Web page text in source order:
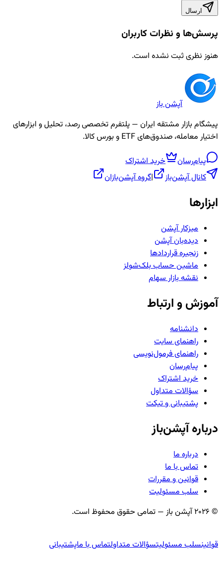
ارسال
پرسش‌ها و نظرات کاربران
هنوز نظری ثبت نشده است.
آپشن باز
پیشگام بازار مشتقه ایران — پلتفرم تخصصی رصد، تحلیل و ابزارهای
اختیار معامله، صندوق‌های ETF و بورس کالا.
پیام‌رسان
خرید اشتراک
کانال آپشن‌باز
|گروه آپشن‌بازان
ابزارها
میزکار آپشن
دیده‌بان آپشن
زنجیره قراردادها
ماشین حساب بلک‌شولز
نقشه بازار سهام
آموزش و ارتباط
دانشنامه
راهنمای سایت
راهنمای فرمول‌نویسی
پیام‌رسان
خرید اشتراک
سؤالات متداول
پشتیبانی و تیکت
درباره آپشن‌باز
درباره ما
تماس با ما
قوانین و مقررات
سلب مسئولیت
©
2026آپشن باز — تمامی حقوق محفوظ است.
قوانینسلب مسئولیتسؤالات متداولتماس با ماپشتیبانی